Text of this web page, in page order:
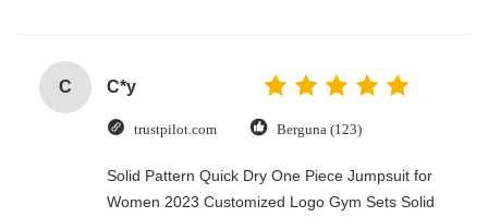
C C*y
trustpilot.com Berguna (123)
Solid Pattern Quick Dry One Piece Jumpsuit for
Women 2023 Customized Logo Gym Sets Solid